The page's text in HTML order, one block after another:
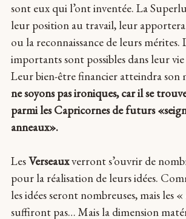
sont eux qui l’ont inventée. La
leur position au travail, leur
ou la reconnaissance de leurs mérites.
importants sont possibles dans leur
Leur bien-être financier atteindra son
ne soyons pas ironiques, car il se
parmi les Capricornes de futurs
anneaux».
LesVerseauxverront s’ouvrir de
pour la réalisation de leurs idées.
les idées seront nombreuses, mais les
suffiront pas… Mais la dimension